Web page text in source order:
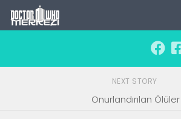
Skip to content
NEXT STORY
Onurlandırılan Ölüler